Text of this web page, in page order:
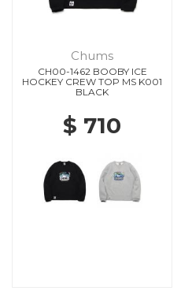
Chums
CH00-1462 BOOBY ICE
HOCKEY CREW TOP MS K001
BLACK
$ 710